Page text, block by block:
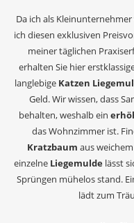
Da ich als
ich diesen exklusiven
meiner täglichen
erhalten Sie hier
langlebige Katzen
Geld. Wir wissen, dass
behalten, weshalb ein
das Wohnzimmer ist.
Kratzbaum aus
einzelne Liegemulde lässt
Sprüngen mühelos stand.
lädt zum